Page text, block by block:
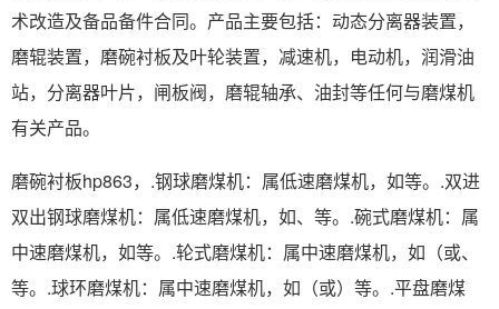
术改造及备品备件合同。产品主要包括：动态分离器装置，
磨辊装置，磨碗衬板及叶轮装置，减速机，电动机，润滑油
站，分离器叶片，闸板阀，磨辊轴承、油封等任何与磨煤机
有关产品。
磨碗衬板hp863，.钢球磨煤机：属低速磨煤机，如等。.双进
双出钢球磨煤机：属低速磨煤机，如、等。.碗式磨煤机：属
中速磨煤机，如等。.轮式磨煤机：属中速磨煤机，如（或、
等。.球环磨煤机：属中速磨煤机，如（或）等。.平盘磨煤